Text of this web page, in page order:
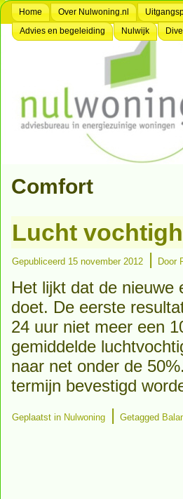
Home Over Nulwoning.nl
Advies en begeleiding
Nulwijk
Comfort
Lucht
Gepubliceerd 15 november 2012 | Door
Het lijkt dat de nieuwe
doet. De eerste
24 uur niet meer een
gemiddelde
naar net onder de
termijn bevestigd
Geplaatst in Nulwoning | Getagged